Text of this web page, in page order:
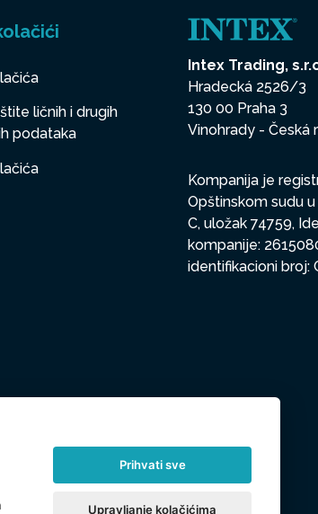
ličnih i drugih
podataka
Intex Trading,
Hradecká 2526/3
130 00 Praha 3
Vinohrady - Česká
Kompanija je
Opštinskom sudu
C, uložak 74759,
kompanije:
identifikacioni broj:
Prihvati sve
Upravljanje kolačićima